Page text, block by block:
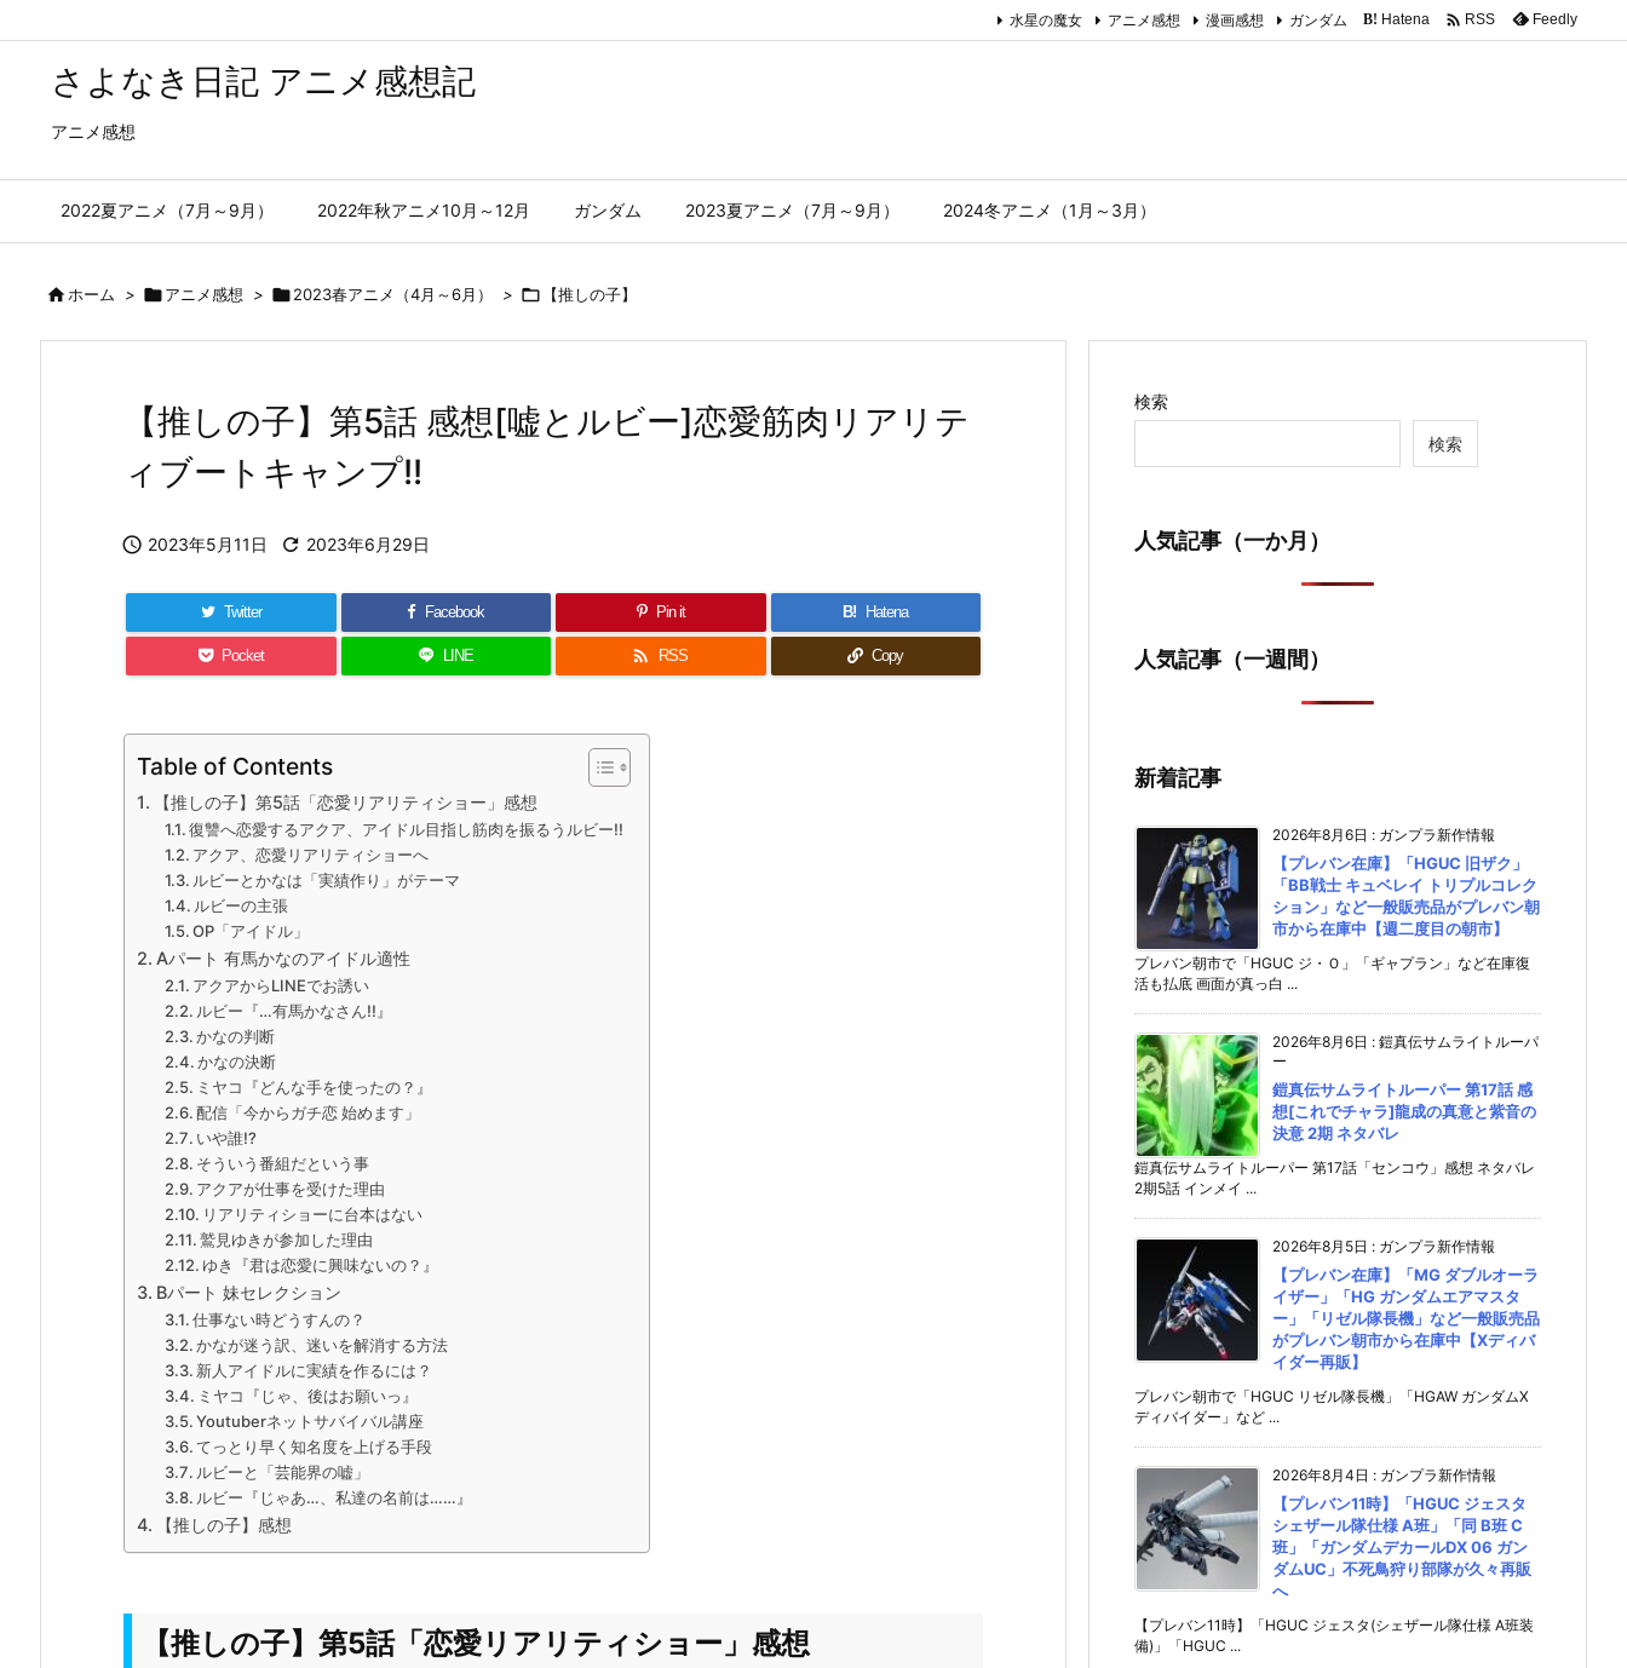
さよなき日記 アニメ感想記
アニメ感想
2022夏アニメ（7月～9月） 2022年秋アニメ10月～12月 ガンダム 2023夏アニメ（7月～9月） 2024冬アニメ（1月～3月）
水星の魔女 アニメ感想 漫画感想 ガンダム B! Hatena  RSS Feedly
ホーム > アニメ感想 > 2023春アニメ（4月～6月） >  【推しの子】
【推しの子】第5話 感想[嘘とルビー]恋愛筋肉リアリテ
ィブートキャンプ!!
 2023年5月11日  2023年6月29日
Twitter Facebook Pin it B! Hatena
Pocket LINE  RSS Copy
Table of Contents
【推しの子】第5話「恋愛リアリティショー」感想
復讐へ恋愛するアクア、アイドル目指し筋肉を振るうルビー!!
アクア、恋愛リアリティショーへ
ルビーとかなは「実績作り」がテーマ
ルビーの主張
OP「アイドル」
Aパート 有馬かなのアイドル適性
アクアからLINEでお誘い
ルビー『…有馬かなさん!!』
かなの判断
かなの決断
ミヤコ『どんな手を使ったの？』
配信「今からガチ恋 始めます」
いや誰!?
そういう番組だという事
アクアが仕事を受けた理由
リアリティショーに台本はない
鷲見ゆきが参加した理由
ゆき『君は恋愛に興味ないの？』
Bパート 妹セレクション
仕事ない時どうすんの？
かなが迷う訳、迷いを解消する方法
新人アイドルに実績を作るには？
ミヤコ『じゃ、後はお願いっ』
Youtuberネットサバイバル講座
てっとり早く知名度を上げる手段
ルビーと「芸能界の嘘」
ルビー『じゃあ…、私達の名前は……』
【推しの子】感想
【推しの子】第5話「恋愛リアリティショー」感想
検索
検索
人気記事（一か月）
人気記事（一週間）
新着記事
2026年8月6日 : ガンプラ新作情報
【プレバン在庫】「HGUC 旧ザク」
「BB戦士 キュベレイ トリプルコレク
ション」など一般販売品がプレバン朝
市から在庫中【週二度目の朝市】
プレバン朝市で「HGUC ジ・Ｏ」「ギャプラン」など在庫復
活も払底 画面が真っ白 ...
2026年8月6日 : 鎧真伝サムライトルーパ
ー
鎧真伝サムライトルーパー 第17話 感
想[これでチャラ]龍成の真意と紫音の
決意 2期 ネタバレ
鎧真伝サムライトルーパー 第17話「センコウ」感想 ネタバレ
2期5話 インメイ ...
2026年8月5日 : ガンプラ新作情報
【プレバン在庫】「MG ダブルオーラ
イザー」「HG ガンダムエアマスタ
ー」「リゼル隊長機」など一般販売品
がプレバン朝市から在庫中【Xディバ
イダー再販】
プレバン朝市で「HGUC リゼル隊長機」「HGAW ガンダムX
ディバイダー」など ...
2026年8月4日 : ガンプラ新作情報
【プレバン11時】「HGUC ジェスタ
シェザール隊仕様 A班」「同 B班 C
班」「ガンダムデカールDX 06 ガン
ダムUC」不死鳥狩り部隊が久々再販
へ
【プレバン11時】「HGUC ジェスタ(シェザール隊仕様 A班装
備)」「HGUC ...